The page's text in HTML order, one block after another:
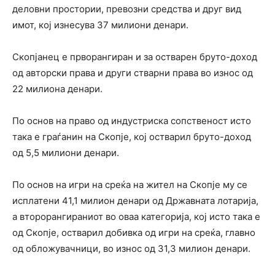
деловни простории, превозни средства и друг вид
имот, кој изнесува 37 милиони денари.
Скопјанец е прворангиран и за остварен бруто-доход
од авторски права и други стварни права во износ од
22 милиона денари.
По основ на право од индустриска сопственост исто
така е граѓанин на Скопје, кој остварил бруто-доход
од 5,5 милиони денари.
По основ на игри на среќа на жител на Скопје му се
исплатени 41,1 милион денари од Државната лотарија,
а второрангираниот во оваа категорија, кој исто така е
од Скопје, остварил добивка од игри на среќа, главно
од обложувачници, во износ од 31,3 милион денари.